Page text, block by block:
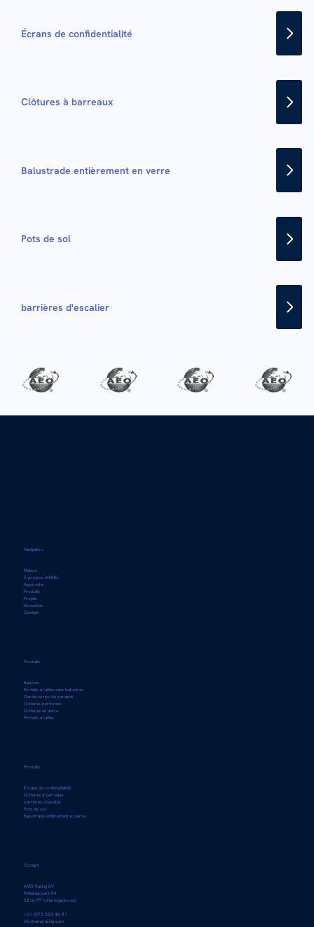
Écrans de confidentialité
Clôtures à barreaux
barrières d'escalier
Pots de sol
Balustrade entièrement en verre
Navigation
Maison
À propos d'AMG
Approche
Produits
Projets
Nouvelles
Contact
Produits
Balcons
Portails à lattes sans balustres
Garde-corps de parapet
Clôtures perforées
Clôtures en verre
Portails à lattes
Produits
Écrans de confidentialité
Clôtures à barreaux
barrières d'escalier
Pots de sol
Balustrade entièrement en verre
Contact
AMG Railing BV
Pettelaarpark 84
5216 PP ’s-Hertogenbosch
+31 (0)73 303 46 81
info@amgrailing.com